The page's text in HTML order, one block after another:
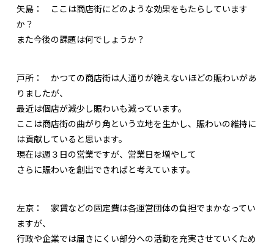
矢島： ここは商店街にどのような効果をもたらしています
か？
また今後の課題は何でしょうか？
戸所： かつての商店街は人通りが絶えないほどの賑わいがあ
りましたが、
最近は個店が減少し賑わいも減っています。
ここは商店街の曲がり角という立地を生かし、賑わいの維持に
は貢献していると思います。
現在は週３日の営業ですが、営業日を増やして
さらに賑わいを創出できればと考えています。
左京： 家賃などの固定費は各運営団体の負担でまかなってい
ますが、
行政や企業では届きにくい部分への活動を充実させていくため